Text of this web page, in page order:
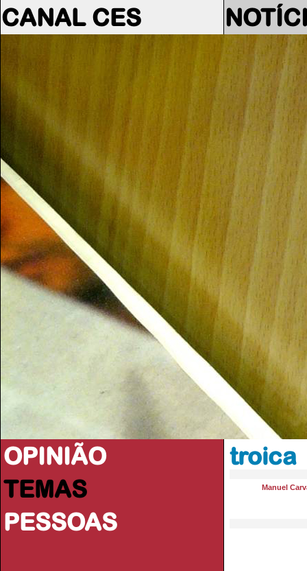
CANAL CES
OPINIÃO
TEMAS
PESSOAS
troica
Manuel